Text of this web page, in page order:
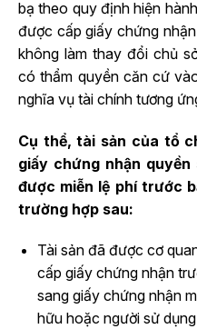
bạ theo quy định hiện
được cấp giấy chứng
không làm thay đổi chủ
có thẩm quyền căn cứ
nghĩa vụ tài chính tương
Cụ thể, tài sản của tổ
giấy chứng nhận
được miễn lệ phí trước
trường hợp sau:
Tài sản đã được cơ
cấp giấy chứng nhận
sang giấy chứng nhận
hữu hoặc người sử